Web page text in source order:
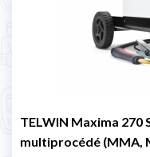
TELWIN Maxima 270
multiprocédé (MMA,